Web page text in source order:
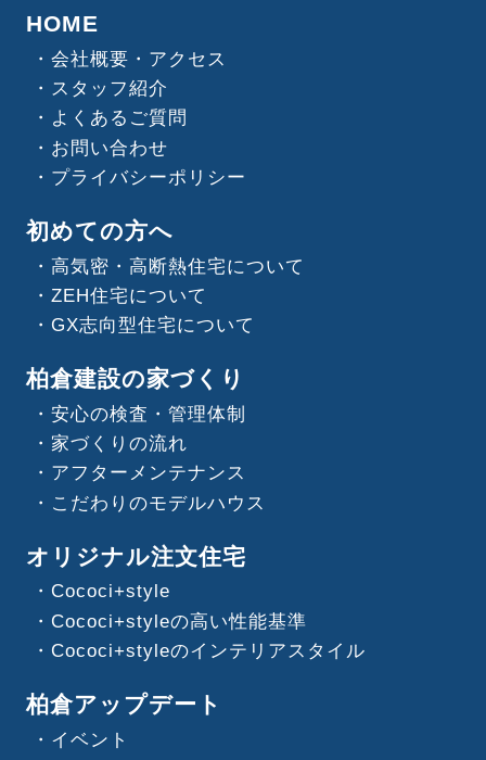
HOME
会社概要・アクセス
スタッフ紹介
よくあるご質問
お問い合わせ
プライバシーポリシー
初めての方へ
高気密・高断熱住宅について
ZEH住宅について
GX志向型住宅について
柏倉建設の家づくり
安心の検査・管理体制
家づくりの流れ
アフターメンテナンス
こだわりのモデルハウス
オリジナル注文住宅
Cococi+style
Cococi+styleの高い性能基準
Cococi+styleのインテリアスタイル
柏倉アップデート
イベント